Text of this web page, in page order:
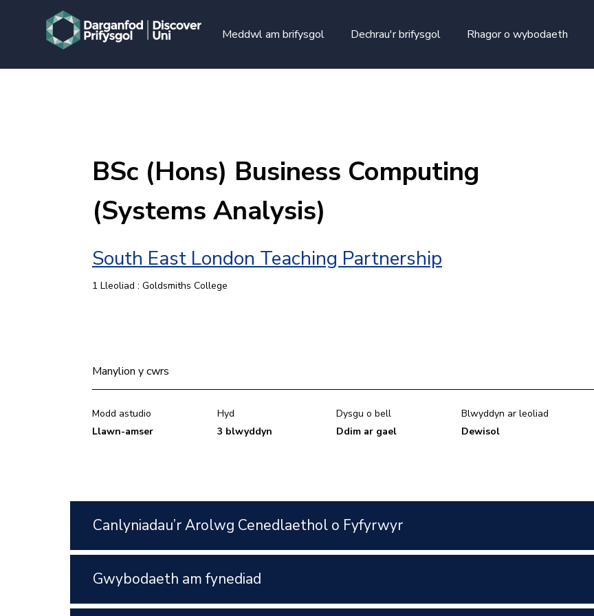
Meddwl am brifysgol
Dechrau'r brifysgol Rhagor o wybodaeth
BSc (Hons) Business Computing
(Systems Analysis)
South East London Teaching Partnership
1 Lleoliad : Goldsmiths College
Manylion y cwrs
Modd astudio
Llawn-amser
Hyd
3 blwyddyn
Dysgu o bell
Ddim ar gael
Blwyddyn ar leoliad
Dewisol
Canlyniadau’r Arolwg Cenedlaethol o Fyfyrwyr
Gwybodaeth am fynediad